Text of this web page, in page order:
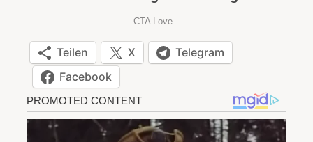
Teilen X
Telegram
Facebook